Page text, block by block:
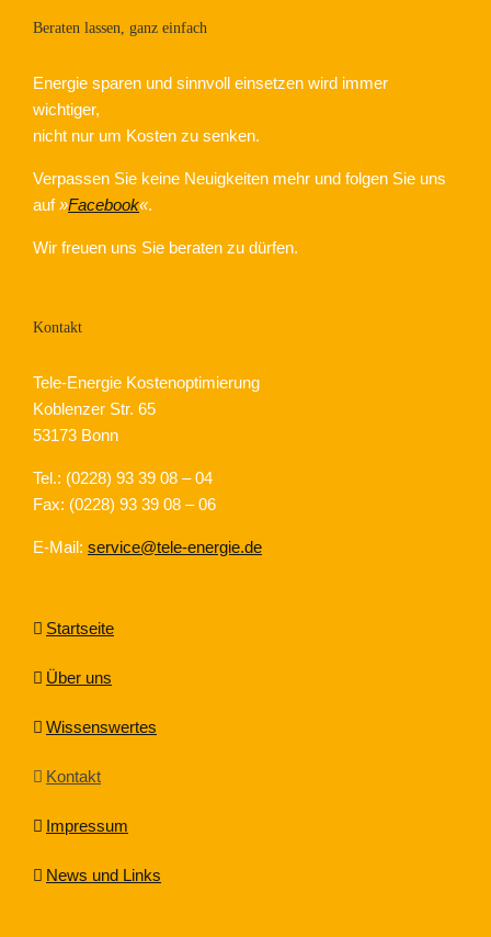
Beraten lassen, ganz einfach
Energie sparen und sinnvoll einsetzen wird immer
wichtiger,
nicht nur um Kosten zu senken.
Verpassen Sie keine Neuigkeiten mehr und folgen Sie uns
auf»Facebook«.
Wir freuen uns Sie beraten zu dürfen.
Kontakt
Tele-Energie Kostenoptimierung
Koblenzer Str. 65
53173 Bonn
Tel.: (0228) 93 39 08 – 04
Fax: (0228) 93 39 08 – 06
E-Mail: service@tele-energie.de
Startseite
Über uns
Wissenswertes
Kontakt
Impressum
News und Links